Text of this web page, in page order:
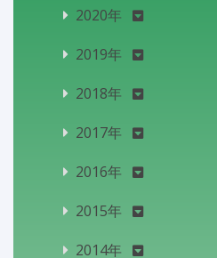
2020年
2019年
2018年
2017年
2016年
2015年
2014年